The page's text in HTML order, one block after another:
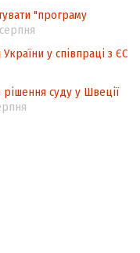
"програму
у співпраці з ЄС
суду у Швеції